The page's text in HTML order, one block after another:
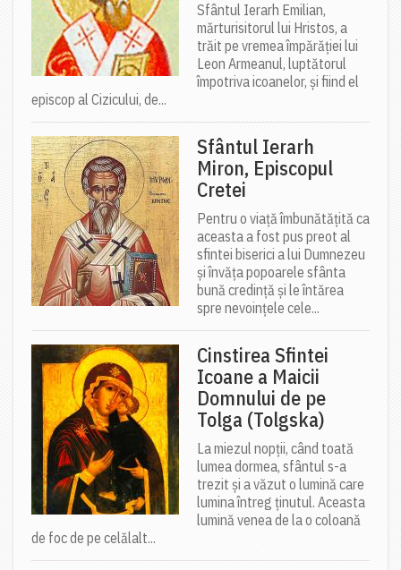
Sfântul Ierarh Emilian,
mărturisitorul lui Hristos, a
trăit pe vremea împărăției lui
Leon Armeanul, luptătorul
împotriva icoanelor, și fiind el
episcop al Cizicului, de...
Sfântul Ierarh
Miron, Episcopul
Cretei
Pentru o viață îmbunătățită ca
aceasta a fost pus preot al
sfintei biserici a lui Dumnezeu
și învăța popoarele sfânta
bună credință și le întărea
spre nevoințele cele...
Cinstirea Sfintei
Icoane a Maicii
Domnului de pe
Tolga (Tolgska)
La miezul nopții, când toată
lumea dormea, sfântul s-a
trezit și a văzut o lumină care
lumina întreg ținutul. Aceasta
lumină venea de la o coloană
de foc de pe celălalt...